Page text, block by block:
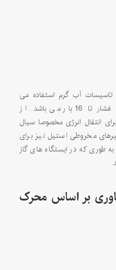
تاسیسات آب گرم استفاده می
شود، چراکه قادر به تحمل فشار تا 16 بار می باشد. از
انتقال انرژی مخصوصا سیال
مخروطی استیل نیز برای
طوری که در ایستگاه های گاز
بر اساس محرک